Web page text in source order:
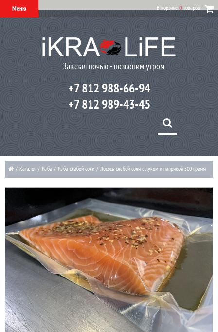
Меню В корзине 0 товаров
Заказал ночью - позвоним утром
+7 812 988-66-94
+7 812 989-43-45
/ Каталог / Рыба / Рыба слабой соли / Лосось слабой соли с луком и паприкой 500 грамм